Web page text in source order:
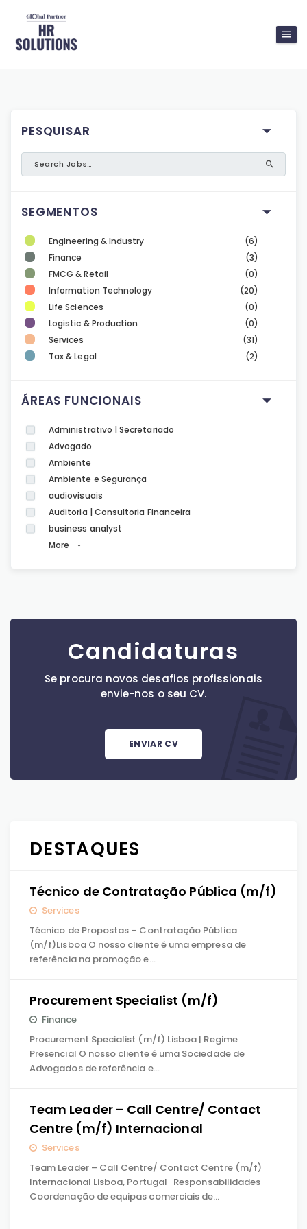
PESQUISAR
SEGMENTOS
Engineering & Industry
(6)
Finance
(3)
FMCG & Retail
(0)
Information Technology
(20)
Life Sciences
(0)
Logistic & Production
(0)
Services
(31)
Tax & Legal
(2)
ÁREAS FUNCIONAIS
Administrativo | Secretariado
Advogado
Ambiente
Ambiente e Segurança
audiovisuais
Auditoria | Consultoria Financeira
business analyst
More
Candidaturas
Se procura novos desafios profissionais
envie-nos o seu CV.
ENVIAR CV
DESTAQUES
Técnico de Contratação Pública (m/f)
Services
Técnico de Propostas – Contratação Pública
(m/f)Lisboa O nosso cliente é uma empresa de
referência na promoção e…
Procurement Specialist (m/f)
Finance
Procurement Specialist (m/f) Lisboa | Regime
Presencial O nosso cliente é uma Sociedade de
Advogados de referência e…
Team Leader – Call Centre/ Contact
Centre (m/f) Internacional
Services
Team Leader – Call Centre/ Contact Centre (m/f)
Internacional Lisboa, Portugal Responsabilidades
Coordenação de equipas comerciais de…